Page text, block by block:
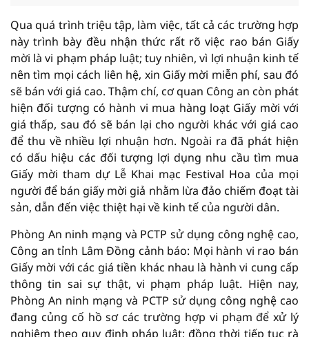
Qua quá trình triệu tập, làm việc, tất cả các trường hợp
này trình bày đều nhận thức rất rõ việc rao bán Giấy
mời là vi phạm pháp luật; tuy nhiên, vì lợi nhuận kinh tế
nên tìm mọi cách liên hệ, xin Giấy mời miễn phí, sau đó
sẽ bán với giá cao. Thậm chí, cơ quan Công an còn phát
hiện đối tượng có hành vi mua hàng loạt Giấy mời với
giá thấp, sau đó sẽ bán lại cho người khác với giá cao
để thu về nhiều lợi nhuận hơn. Ngoài ra đã phát hiện
có dấu hiệu các đối tượng lợi dụng nhu cầu tìm mua
Giấy mời tham dự Lễ Khai mạc Festival Hoa của mọi
người để bán giấy mời giả nhằm lừa đảo chiếm đoạt tài
sản, dẫn đến việc thiệt hại về kinh tế của người dân.
Phòng An ninh mạng và PCTP sử dụng công nghệ cao,
Công an tỉnh Lâm Đồng cảnh báo: Mọi hành vi rao bán
Giấy mời với các giá tiền khác nhau là hành vi cung cấp
thông tin sai sự thật, vi phạm pháp luật. Hiện nay,
Phòng An ninh mạng và PCTP sử dụng công nghệ cao
đang củng cố hồ sơ các trường hợp vi phạm để xử lý
nghiêm theo quy định pháp luật; đồng thời tiếp tục rà